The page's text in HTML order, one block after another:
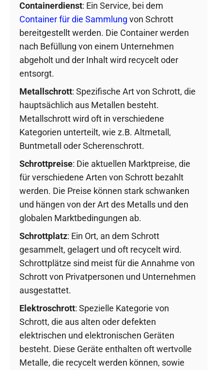
Containerdienst: Ein Service, bei dem
Container für die Sammlung von Schrott
bereitgestellt werden. Die Container werden
nach Befüllung von einem Unternehmen
abgeholt und der Inhalt wird recycelt oder
entsorgt.
Metallschrott: Spezifische Art von Schrott, die
hauptsächlich aus Metallen besteht.
Metallschrott wird oft in verschiedene
Kategorien unterteilt, wie z.B. Altmetall,
Buntmetall oder Scherenschrott.
Schrottpreise: Die aktuellen Marktpreise, die
für verschiedene Arten von Schrott bezahlt
werden. Die Preise können stark schwanken
und hängen von der Art des Metalls und den
globalen Marktbedingungen ab.
Schrottplatz: Ein Ort, an dem Schrott
gesammelt, gelagert und oft recycelt wird.
Schrottplätze sind meist für die Annahme von
Schrott von Privatpersonen und Unternehmen
ausgestattet.
Elektroschrott: Spezielle Kategorie von
Schrott, die aus alten oder defekten
elektrischen und elektronischen Geräten
besteht. Diese Geräte enthalten oft wertvolle
Metalle, die recycelt werden können, sowie